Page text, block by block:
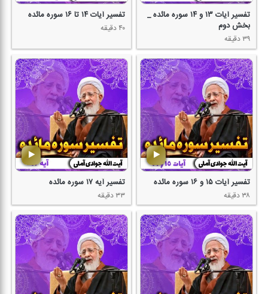
تفسیر آیات ۱۳ و ۱۴ سوره مائده _
بخش دوم
۳۹ دقیقه
تفسیر آیات ۱۴ تا ۱۶ سوره مائده
۴۰ دقیقه
تفسیر آیات ۱۵ و ۱۶ سوره مائده
۳۸ دقیقه
تفسیر آیه ۱۷ سوره مائده
۳۳ دقیقه